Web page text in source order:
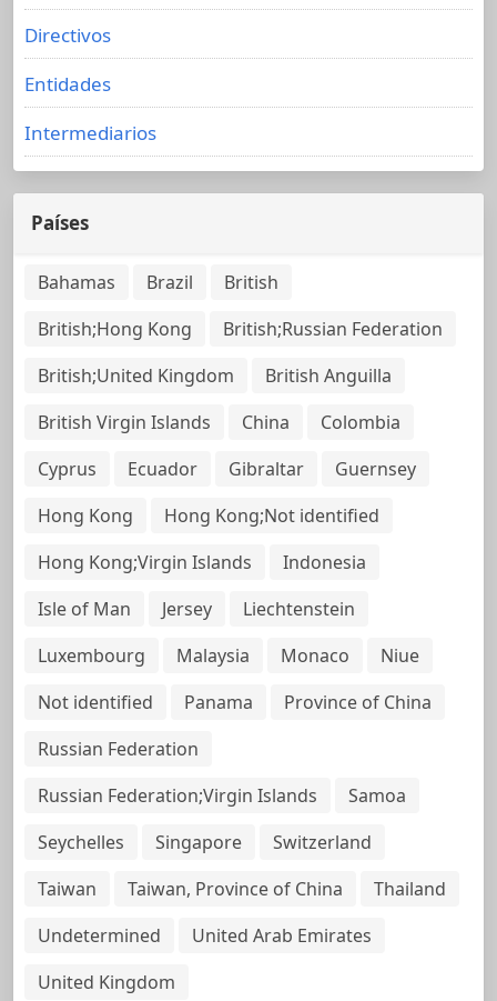
Directivos
Entidades
Intermediarios
Países
Bahamas Brazil
British
British;Hong Kong
British;Russian Federation
British;United Kingdom
British Anguilla
British Virgin Islands
China
Colombia
Cyprus
Ecuador Gibraltar
Guernsey
Hong Kong
Hong Kong;Not identified
Hong Kong;Virgin Islands
Indonesia
Isle of Man
Jersey
Liechtenstein
Luxembourg
Malaysia Monaco
Niue
Not identified
Panama
Province of China
Russian Federation
Russian Federation;Virgin Islands
Samoa
Seychelles
Singapore
Switzerland
Taiwan
Taiwan, Province of China
Thailand
Undetermined
United Arab Emirates
United Kingdom